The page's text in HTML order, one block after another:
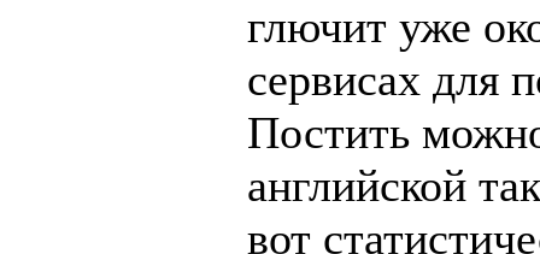
глючит уже
сервисах для
Постить
английской
вот